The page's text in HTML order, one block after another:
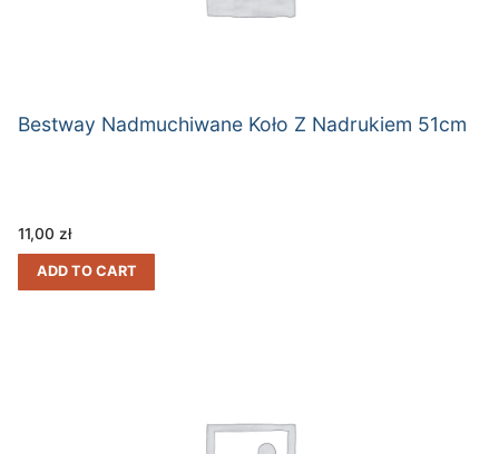
Bestway Nadmuchiwane Koło Z Nadrukiem 51cm
11,00 zł
ADD TO CART